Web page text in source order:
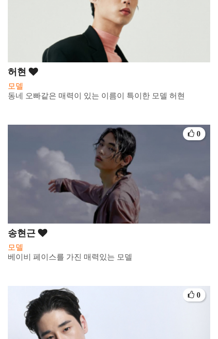
허현
모델
동네 오빠같은 매력이 있는 이름이 특이한 모델 허현
송현근
모델
베이비 페이스를 가진 매력있는 모델
0
0